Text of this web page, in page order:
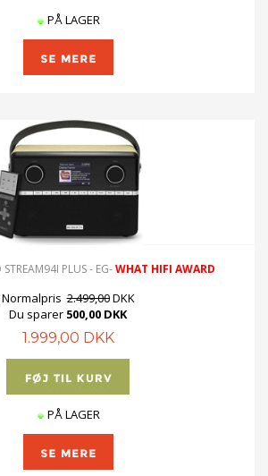
PÅ LAGER
STREAM94I PLUS - EG-WHAT HIFI AWARD
Normalpris 2.499,00DKK
Du sparer 500,00 DKK
1.999,00 DKK
PÅ LAGER